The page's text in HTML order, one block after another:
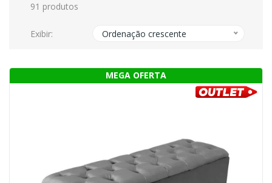
91 produtos
Exibir: Ordenação crescente